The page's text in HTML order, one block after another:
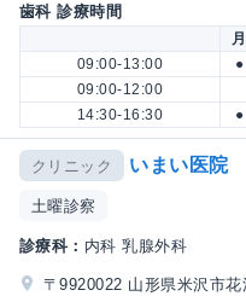
歯科 診療時間
月
09:00-13:00
●
09:00-12:00
14:30-16:30
●
クリニック いまい医院
土曜診察
診療科： 内科 乳腺外科
〒9920022 山形県米沢市花